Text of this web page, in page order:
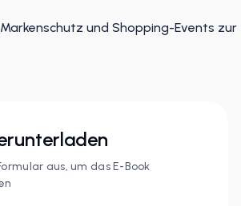
aus, um das E-Book